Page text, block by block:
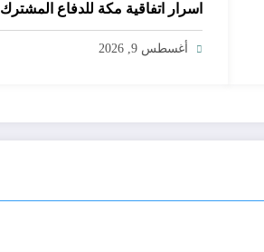
اسرار اتفاقية مكة للدفاع المشترك
أغسطس 9, 2026